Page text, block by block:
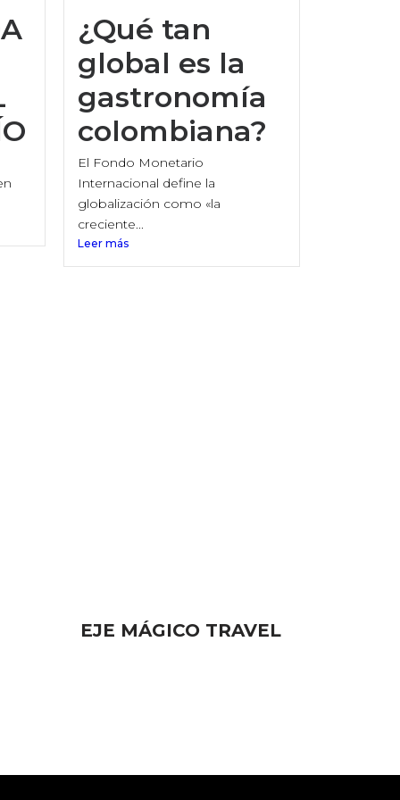
¿Qué tan
global es la
gastronomía
colombiana?
El Fondo Monetario
Internacional define la
globalización como «la
creciente...
Leer más
EJE MÁGICO TRAVEL